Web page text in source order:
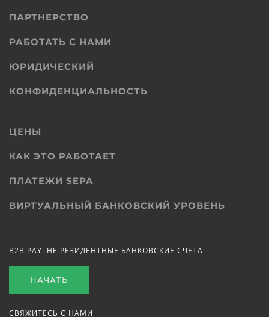
ПАРТНЕРСТВО
РАБОТАТЬ С НАМИ
ЮРИДИЧЕСКИЙ
КОНФИДЕНЦИАЛЬНОСТЬ
ЦЕНЫ
КАК ЭТО РАБОТАЕТ
ПЛАТЕЖИ SEPA
ВИРТУАЛЬНЫЙ БАНКОВСКИЙ УРОВЕНЬ
B2B PAY: НЕ РЕЗИДЕНТНЫЕ БАНКОВСКИЕ СЧЕТА
НАЧАТЬ
СВЯЖИТЕСЬ С НАМИ